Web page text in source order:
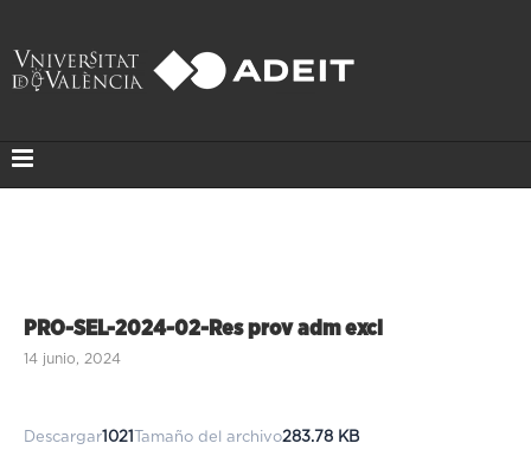
PRO-SEL-2024-02-Res prov adm excl
14 junio, 2024
Descargar1021 Tamaño del archivo283.78 KB